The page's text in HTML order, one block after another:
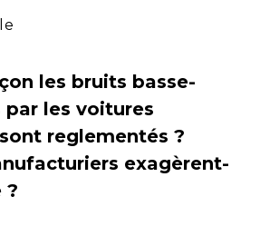
les bruits basse-
les voitures
reglementés ?
exagèrent-
?